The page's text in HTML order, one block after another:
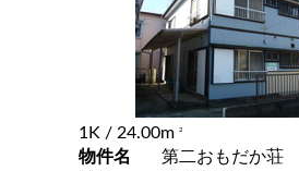
1K / 24.00m 2
物件名
第二おもだか荘